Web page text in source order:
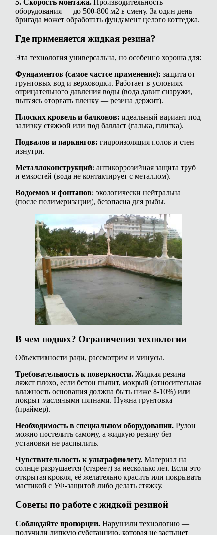
5. Скорость монтажа. Производительность
оборудования — до 500-800 м2 в смену. За один день
бригада может обработать фундамент целого коттеджа.
Где применяется жидкая резина?
Эта технология универсальна, но особенно хороша для:
Фундаментов (самое частое применение): защита от
грунтовых вод и верховодки. Работает в условиях
отрицательного давления воды (вода давит снаружи,
пытаясь оторвать пленку — резина держит).
Плоских кровель и балконов: идеальный вариант под
заливку стяжкой или под балласт (галька, плитка).
Подвалов и паркингов: гидроизоляция полов и стен
изнутри.
Металлоконструкций: антикоррозийная защита труб
и емкостей (вода не контактирует с металлом).
Водоемов и фонтанов: экологически нейтральна
(после полимеризации), безопасна для рыбы.
В чем подвох? Ограничения технологии
Объективности ради, рассмотрим и минусы.
Требовательность к поверхности. Жидкая резина
ляжет плохо, если бетон пылит, мокрый (относительная
влажность основания должна быть ниже 8-10%) или
покрыт масляными пятнами. Нужна грунтовка
(праймер).
Необходимость в специальном оборудовании. Рулон
можно постелить самому, а жидкую резину без
установки не распылить.
Чувствительность к ультрафиолету. Материал на
солнце разрушается (стареет) за несколько лет. Если это
открытая кровля, её желательно красить или покрывать
мастикой с УФ-защитой либо делать стяжку.
Советы по работе с жидкой резиной
Соблюдайте пропорции. Нарушили технологию —
получили липкую субстанцию, которая не застынет